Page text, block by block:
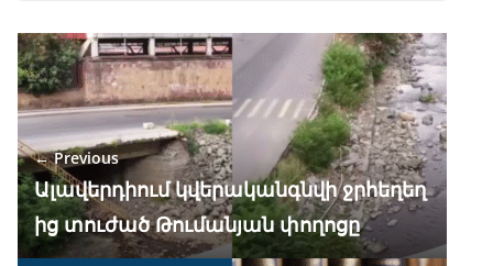
e
b
o
o
k
e
gr
a
m
at
s
A
p
p
k
e
dI
n
ar
e
← Previous
Ալավերդիում կվերականգնվի ջրհեղեղ
ից տուժած Թումանյան փողոցը